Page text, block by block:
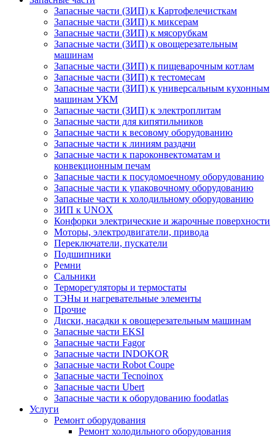
Запасные части (ЗИП) к Картофелечисткам
Запасные части (ЗИП) к миксерам
Запасные части (ЗИП) к мясорубкам
Запасные части (ЗИП) к овощерезательным
машинам
Запасные части (ЗИП) к пищеварочным котлам
Запасные части (ЗИП) к тестомесам
Запасные части (ЗИП) к универсальным кухонным
машинам УКМ
Запасные части (ЗИП) к электроплитам
Запасные части для кипятильников
Запасные части к весовому оборудованию
Запасные части к линиям раздачи
Запасные части к пароконвектоматам и
конвекционным печам
Запасные части к посудомоечному оборудованию
Запасные части к упаковочному оборудованию
Запасные части к холодильному оборудованию
ЗИП к UNOX
Конфорки электрические и жарочные поверхности
Моторы, электродвигатели, привода
Переключатели, пускатели
Подшипники
Ремни
Сальники
Терморегуляторы и термостаты
ТЭНы и нагревательные элементы
Прочие
Диски, насадки к овощерезательным машинам
Запасные части EKSI
Запасные части Fagor
Запасные части INDOKOR
Запасные части Robot Coupe
Запасные части Tecnoinox
Запасные части Ubert
Запасные части к оборудованию foodatlas
Услуги
Ремонт оборудования
Ремонт холодильного оборудования